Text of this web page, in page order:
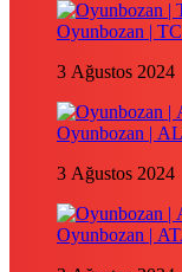
Oyunbozan |
3 Ağustos 2024
Oyunbozan |
3 Ağustos 2024
Oyunbozan |